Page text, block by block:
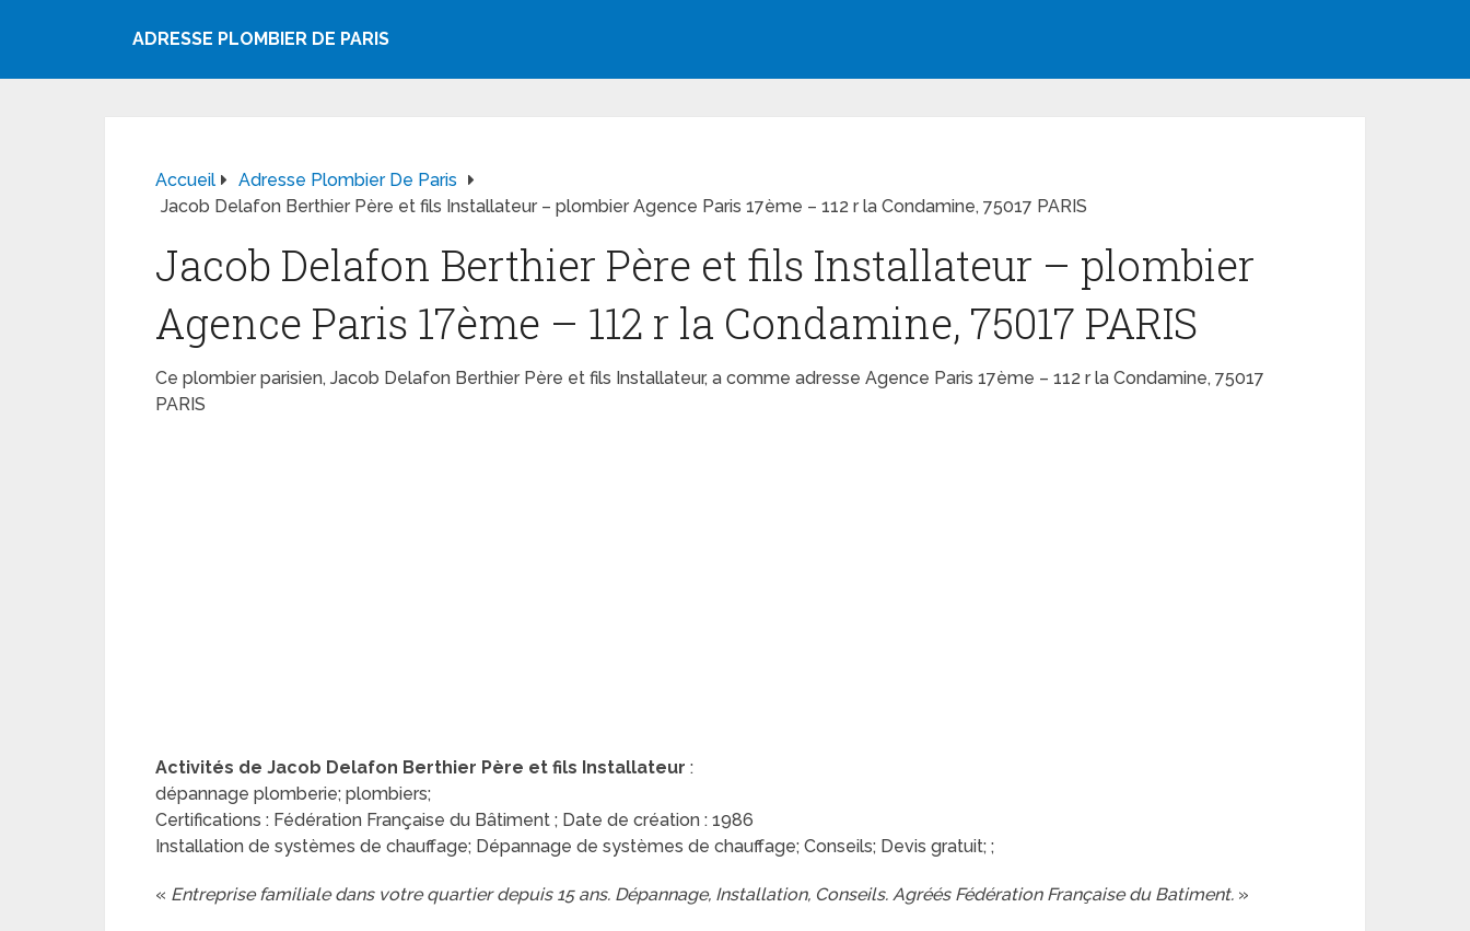
ADRESSE PLOMBIER DE PARIS
Accueil
Adresse Plombier De Paris
Jacob Delafon Berthier Père et fils Installateur – plombier Agence Paris 17ème – 112 r la Condamine, 75017 PARIS
Jacob Delafon Berthier Père et fils Installateur – plombier
Agence Paris 17ème – 112 r la Condamine, 75017 PARIS
Ce plombier parisien, Jacob Delafon Berthier Père et fils Installateur, a comme adresse Agence Paris 17ème – 112 r la Condamine, 75017
PARIS
Activités de Jacob Delafon Berthier Père et fils Installateur :
dépannage plomberie; plombiers;
Certifications : Fédération Française du Bâtiment ; Date de création : 1986
Installation de systèmes de chauffage; Dépannage de systèmes de chauffage; Conseils; Devis gratuit; ;
« Entreprise familiale dans votre quartier depuis 15 ans. Dépannage, Installation, Conseils. Agréés Fédération Française du Batiment. »